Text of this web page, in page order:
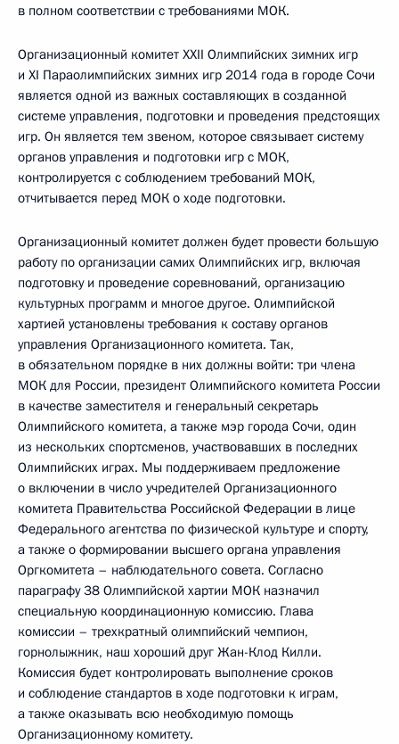
в полном соответствии с требованиями МОК.
Организационный комитет XXII Олимпийских зимних игр
и XI Параолимпийских зимних игр 2014 года в городе Сочи
является одной из важных составляющих в созданной
системе управления, подготовки и проведения предстоящих
игр. Он является тем звеном, которое связывает систему
органов управления и подготовки игр с МОК,
контролируется с соблюдением требований МОК,
отчитывается перед МОК о ходе подготовки.
Организационный комитет должен будет провести большую
работу по организации самих Олимпийских игр, включая
подготовку и проведение соревнований, организацию
культурных программ и многое другое. Олимпийской
хартией установлены требования к составу органов
управления Организационного комитета. Так,
в обязательном порядке в них должны войти: три члена
МОК для России, президент Олимпийского комитета России
в качестве заместителя и генеральный секретарь
Олимпийского комитета, а также мэр города Сочи, один
из нескольких спортсменов, участвовавших в последних
Олимпийских играх. Мы поддерживаем предложение
о включении в число учредителей Организационного
комитета Правительства Российской Федерации в лице
Федерального агентства по физической культуре и спорту,
а также о формировании высшего органа управления
Оргкомитета – наблюдательного совета. Согласно
параграфу 38 Олимпийской хартии МОК назначил
специальную координационную комиссию. Глава
комиссии – трехкратный олимпийский чемпион,
горнолыжник, наш хороший друг Жан-Клод Килли.
Комиссия будет контролировать выполнение сроков
и соблюдение стандартов в ходе подготовки к играм,
а также оказывать всю необходимую помощь
Организационному комитету.